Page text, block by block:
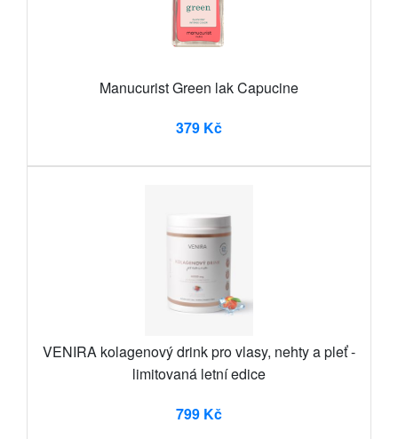
Manucurist Green lak Capucine
379 Kč
VENIRA kolagenový drink pro vlasy, nehty a pleť -
limitovaná letní edice
799 Kč